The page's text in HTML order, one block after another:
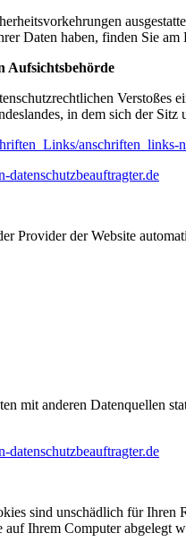
Daten haben, finden Sie
Aufsichtsbehörde
Verstoßes
in dem sich der
anschriften_links-
datenschutzbeauftragter.de
Provider der Website
mit anderen Datenquellen
datenschutzbeauftragter.de
sind unschädlich für
Ihrem Computer abgelegt